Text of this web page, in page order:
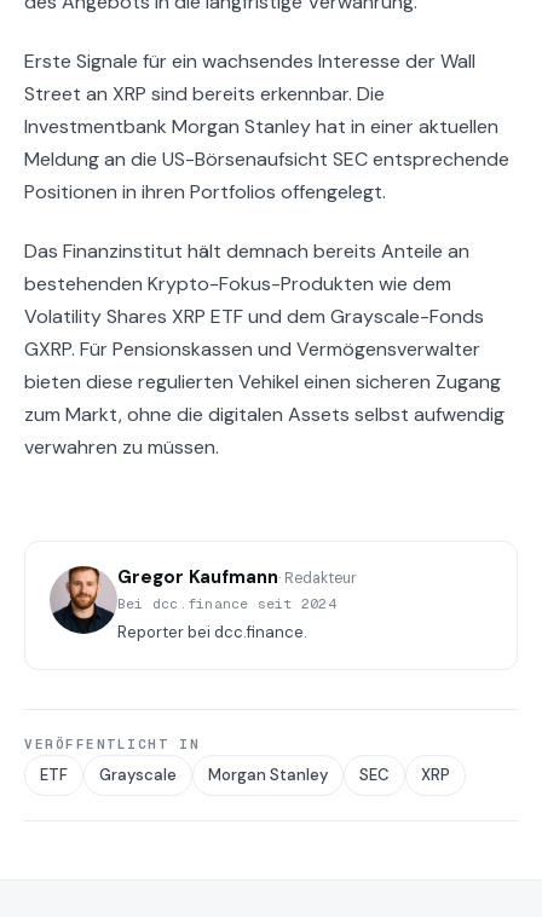
Erste Signale für ein wachsendes Interesse der Wall
Street an XRP sind bereits erkennbar. Die
Investmentbank Morgan Stanley hat in einer aktuellen
Meldung an die US-Börsenaufsicht SEC entsprechende
Positionen in ihren Portfolios offengelegt.
Das Finanzinstitut hält demnach bereits Anteile an
bestehenden Krypto-Fokus-Produkten wie dem
Volatility Shares XRP ETF und dem Grayscale-Fonds
GXRP. Für Pensionskassen und Vermögensverwalter
bieten diese regulierten Vehikel einen sicheren Zugang
zum Markt, ohne die digitalen Assets selbst aufwendig
verwahren zu müssen.
Gregor Kaufmann· Redakteur
Bei dcc.finance seit 2024
Reporter bei dcc.finance.
VERÖFFENTLICHT IN
ETF Grayscale Morgan Stanley SEC XRP